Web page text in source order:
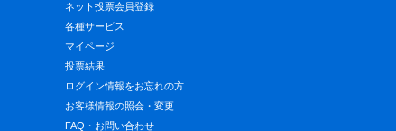
ネット投票会員登録
各種サービス
マイページ
投票結果
ログイン情報をお忘れの方
お客様情報の照会・変更
FAQ・お問い合わせ